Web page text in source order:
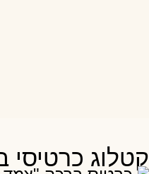
קטלוג כרטיסי